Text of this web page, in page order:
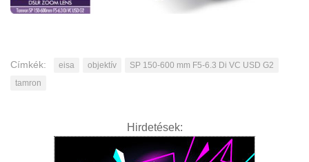
Címkék: eisa objektív
SP 150-600 mm F5-6.3 Di VC USD G2
tamron
Hirdetések: